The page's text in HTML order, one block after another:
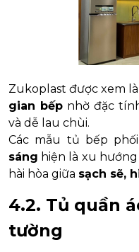
Zukoplast được xem là
gian bếp nhờ đặc
và dễ lau chùi.
Các mẫu tủ bếp phối
sáng hiện là xu
hài hòa giữa sạch sẽ,
4.2. Tủ quần
tường